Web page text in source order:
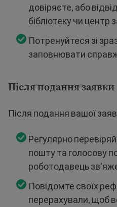
довіряєте, або
бібліотеку чи центр
Потренуйтеся зі
заповнювати
Після подання заявки
Після подання вашої
Регулярно
пошту та голосову
роботодавець
Повідомте своїх
перерахували, щоб